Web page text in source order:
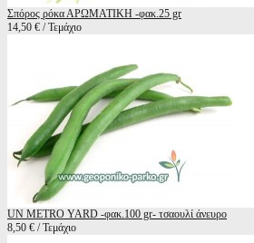
Σπόρος ρόκα ΑΡΩΜΑΤΙΚΗ -φακ.25 gr
14,50 € / Τεμάχιο
UN METRO YARD -φακ.100 gr- τσαουλί άνευρο
8,50 € / Τεμάχιο